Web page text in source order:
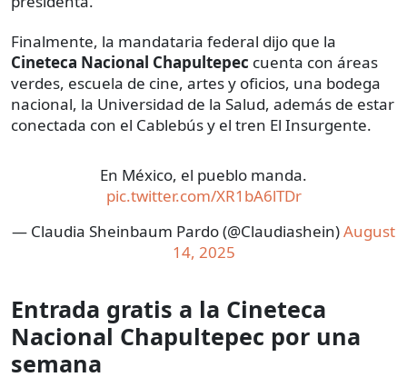
Finalmente, la mandataria federal dijo que la
Cineteca Nacional Chapultepec cuenta con áreas
verdes, escuela de cine, artes y oficios, una bodega
nacional, la Universidad de la Salud, además de estar
conectada con el Cablebús y el tren El Insurgente.
En México, el pueblo manda.
pic.twitter.com/XR1bA6lTDr
— Claudia Sheinbaum Pardo (@Claudiashein)August
14, 2025
Entrada gratis a la Cineteca
Nacional Chapultepec por una
semana